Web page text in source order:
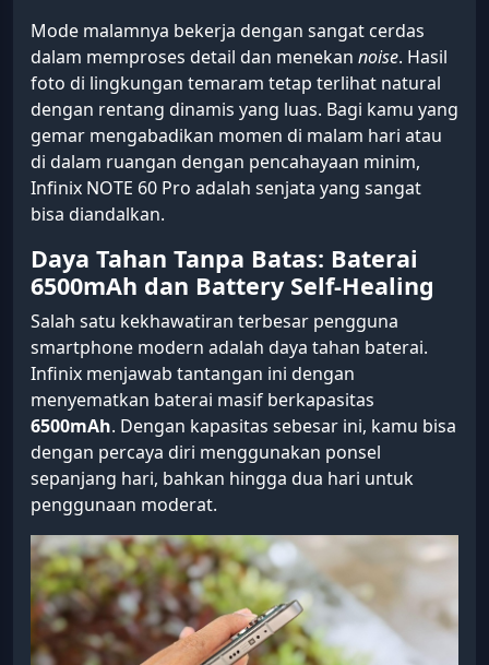
Mode malamnya bekerja dengan sangat cerdas
dalam memproses detail dan menekan noise. Hasil
foto di lingkungan temaram tetap terlihat natural
dengan rentang dinamis yang luas. Bagi kamu yang
gemar mengabadikan momen di malam hari atau
di dalam ruangan dengan pencahayaan minim,
Infinix NOTE 60 Pro adalah senjata yang sangat
bisa diandalkan.
Daya Tahan Tanpa Batas: Baterai
6500mAh dan Battery Self-Healing
Salah satu kekhawatiran terbesar pengguna
smartphone modern adalah daya tahan baterai.
Infinix menjawab tantangan ini dengan
menyematkan baterai masif berkapasitas
6500mAh. Dengan kapasitas sebesar ini, kamu bisa
dengan percaya diri menggunakan ponsel
sepanjang hari, bahkan hingga dua hari untuk
penggunaan moderat.